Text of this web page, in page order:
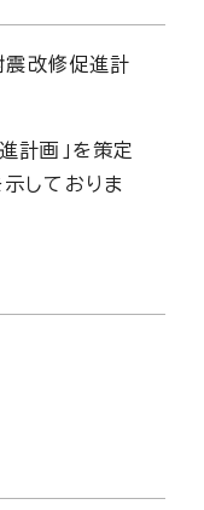
震改修促進計
計画」を策定
しておりま